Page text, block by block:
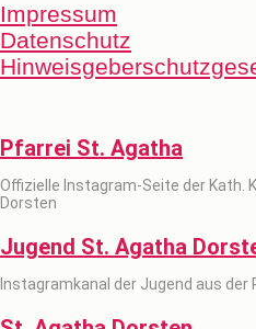
Impressum
Datenschutz
Pfarrei St. Agatha
Offizielle Instagram-Seite der Kath.
Dorsten
Jugend St. Agatha
Instagramkanal der Jugend aus